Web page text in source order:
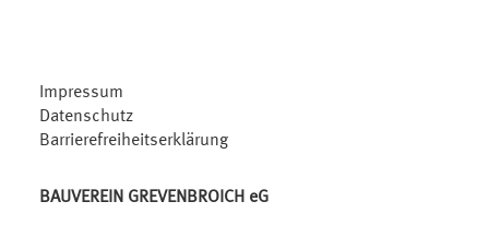
Impressum
Datenschutz
Barrierefreiheitserklärung
BAUVEREIN GREVENBROICH eG